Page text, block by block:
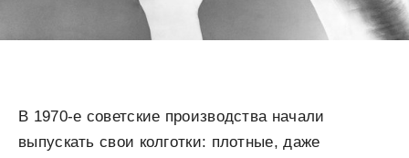
В 1970-е советские производства начали
выпускать свои колготки: плотные, даже